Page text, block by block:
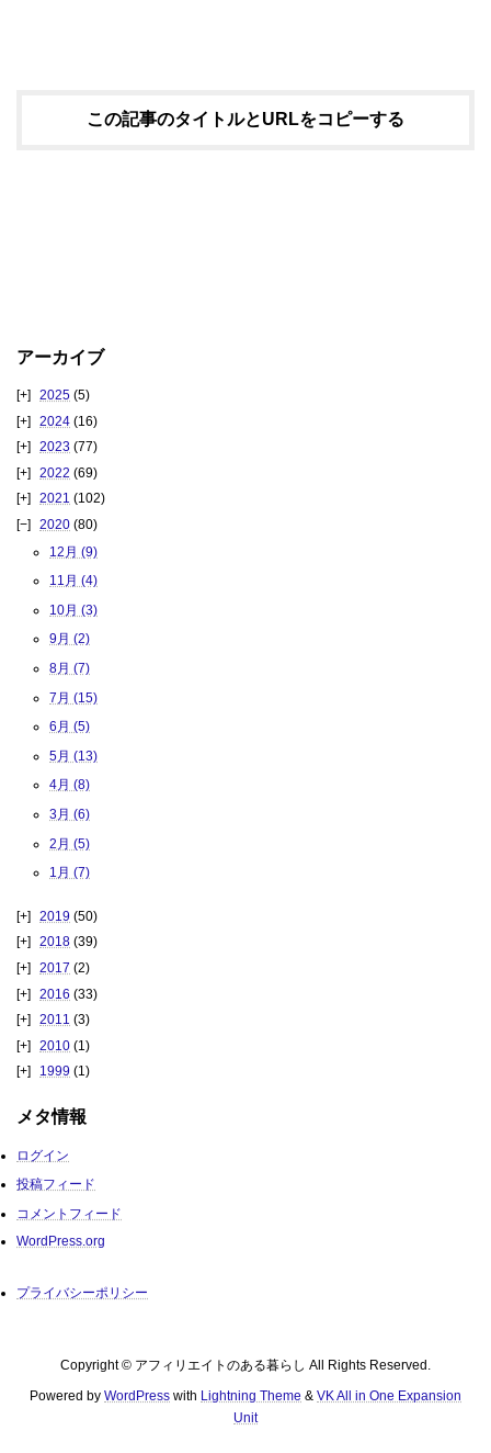
この記事のタイトルとURLをコピーする
アーカイブ
2025 (5)
2024 (16)
2023 (77)
2022 (69)
2021 (102)
2020 (80)
12月 (9)
11月 (4)
10月 (3)
9月 (2)
8月 (7)
7月 (15)
6月 (5)
5月 (13)
4月 (8)
3月 (6)
2月 (5)
1月 (7)
2019 (50)
2018 (39)
2017 (2)
2016 (33)
2011 (3)
2010 (1)
1999 (1)
メタ情報
ログイン
投稿フィード
コメントフィード
WordPress.org
プライバシーポリシー
Copyright © アフィリエイトのある暮らし All Rights Reserved.
Powered by WordPress with Lightning Theme & VK All in One Expansion
Unit